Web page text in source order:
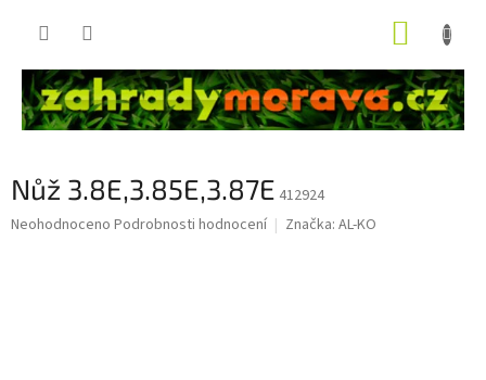
Nůž 3.8E,3.85E,3.87E 412924
Průměrné
Neohodnoceno Podrobnosti hodnocení Značka: AL-KO